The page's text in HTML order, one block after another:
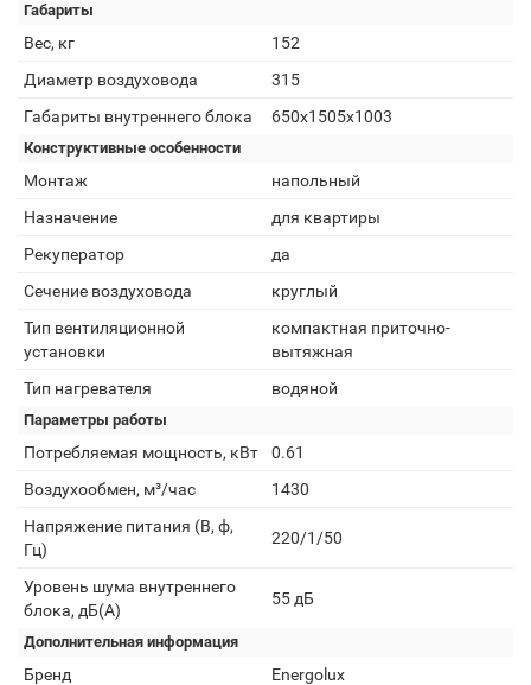
Габариты
Вес, кг
152
Диаметр воздуховода
315
Габариты внутреннего блока
650х1505х1003
Конструктивные особенности
Монтаж
напольный
Назначение
для квартиры
Рекуператор
да
Сечение воздуховода
круглый
Тип вентиляционной
установки
компактная приточно-
вытяжная
Тип нагревателя
водяной
Параметры работы
Потребляемая мощность, кВт
0.61
Воздухообмен, м³/час
1430
Напряжение питания (В, ф,
Гц)
220/1/50
Уровень шума внутреннего
блока, дБ(А)
55 дБ
Дополнительная информация
Бренд
Energolux